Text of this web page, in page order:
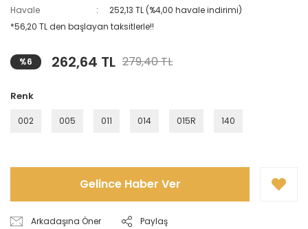
Havale
252,13 TL (%4,00 havale indirimi)
*56,20 TL den başlayan taksitlerle!!
%6 262,64 TL 279,40 TL
Renk
002 005 011 014 015R 140
Gelince Haber Ver
Arkadaşına Öner Paylaş